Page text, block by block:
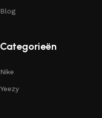
Blog
Categorieën
Nike
Yeezy